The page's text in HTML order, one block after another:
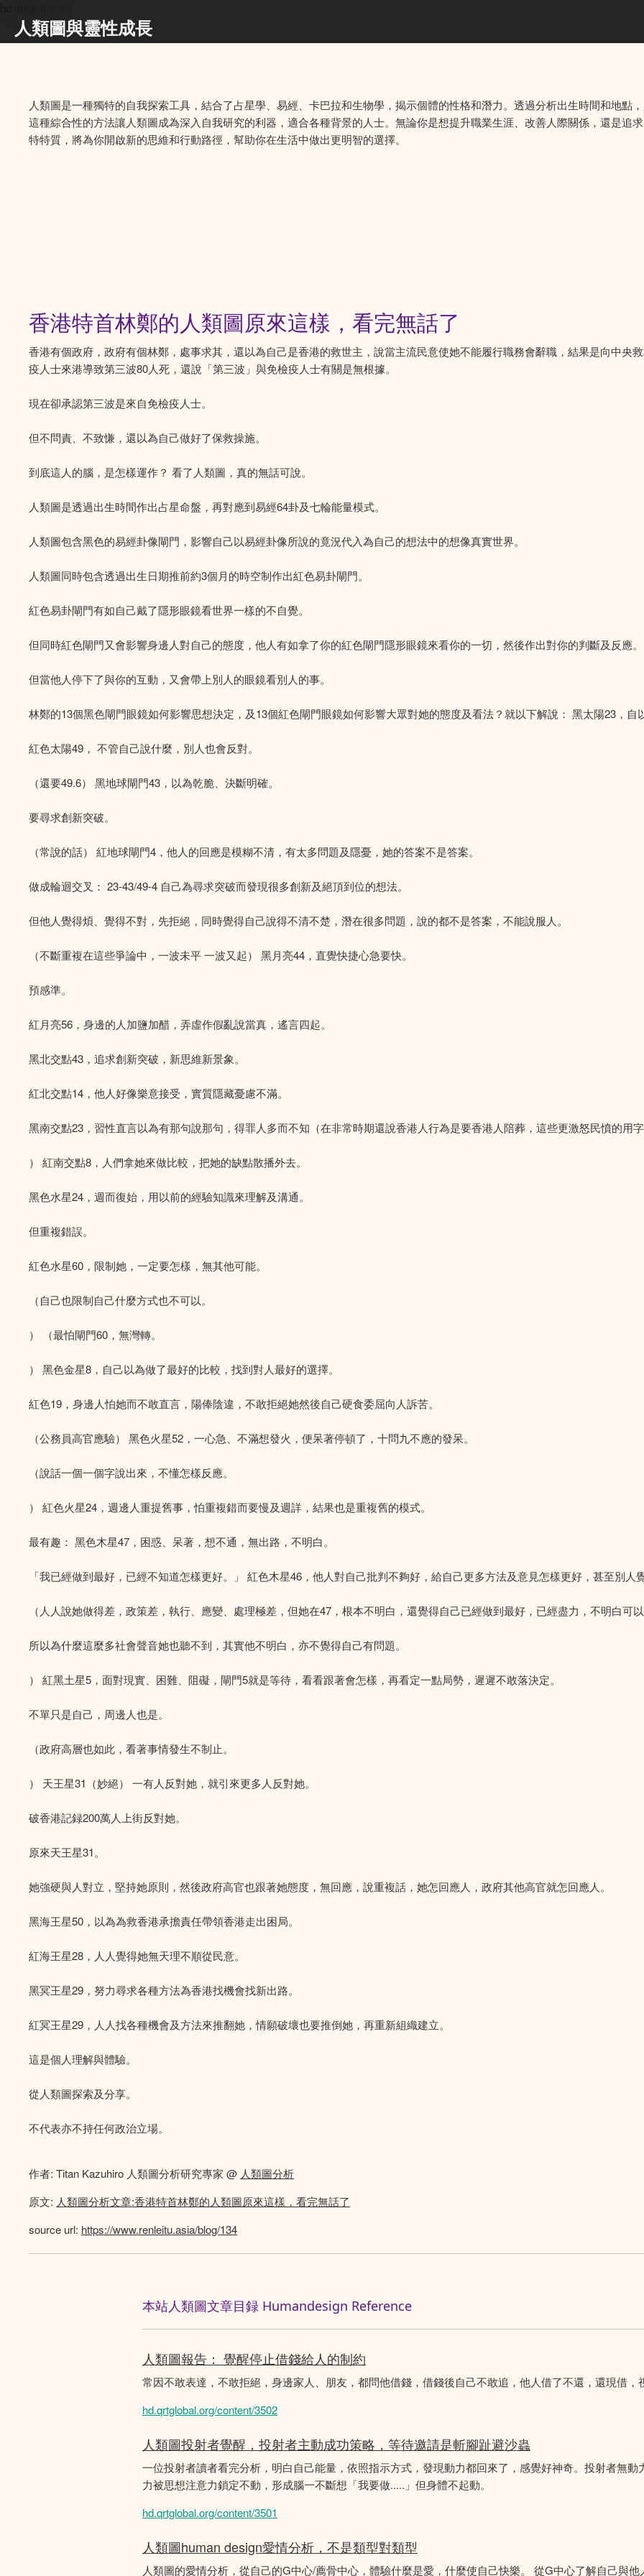
人類圖與靈性成長
人類圖是一種獨特的自我探索工具，結合了占星學、易經、卡巴拉和生物學，揭示個體的性格和潛力。透過分析出生時間和地點
這種綜合性的方法讓人類圖成為深入自我研究的利器，適合各種背景的人士。無論你是想提升職業生涯、改善人際關係，還是追
特特質，將為你開啟新的思維和行動路徑，幫助你在生活中做出更明智的選擇。
香港特首林鄭的人類圖原來這樣，看完無話了
香港有個政府，政府有個林鄭，處事求其，還以為自己是香港的救世主，說當主流民意使她不能履行職務會辭職，結果是向中央
疫人士來港導致第三波80人死，還說「第三波」與免檢疫人士有關是無根據。
現在卻承認第三波是來自免檢疫人士。
但不問責、不致慊，還以為自己做好了保救操施。
到底這人的腦，是怎樣運作？ 看了人類圖，真的無話可說。
人類圖是透過出生時間作出占星命盤，再對應到易經64卦及七輪能量模式。
人類圖包含黑色的易經卦像閘門，影響自己以易經卦像所說的竟況代入為自己的想法中的想像真實世界。
人類圖同時包含透過出生日期推前約3個月的時空制作出紅色易卦閘門。
紅色易卦閘門有如自己戴了隱形眼鏡看世界一樣的不自覺。
但同時紅色閘門又會影響身邊人對自己的態度，他人有如拿了你的紅色閘門隱形眼鏡來看你的一切，然後作出對你的判斷及反應。
但當他人停下了與你的互動，又會帶上別人的眼鏡看別人的事。
林鄭的13個黑色閘門眼鏡如何影響思想決定，及13個紅色閘門眼鏡如何影響大眾對她的態度及看法？就以下解說： 黑太陽23，
紅色太陽49， 不管自己說什麼，別人也會反對。
（還要49.6） 黑地球閘門43，以為乾脆、決斷明確。
要尋求創新突破。
（常說的話） 紅地球閘門4，他人的回應是模糊不清，有太多問題及隱憂，她的答案不是答案。
做成輪迴交叉： 23-43/49-4 自己為尋求突破而發現很多創新及絕頂到位的想法。
但他人覺得煩、覺得不對，先拒絕，同時覺得自己說得不清不楚，潛在很多問題，說的都不是答案，不能說服人。
（不斷重複在這些爭論中，一波未平 一波又起） 黑月亮44，直覺快捷心急要快。
預感準。
紅月亮56，身邊的人加鹽加醋，弄虛作假亂說當真，遙言四起。
黑北交點43，追求創新突破，新思維新景象。
紅北交點14，他人好像樂意接受，實質隱藏憂慮不滿。
黑南交點23，習性直言以為有那句說那句，得罪人多而不知（在非常時期還說香港人行為是要香港人陪葬，這些更激怒民憤的用
） 紅南交點8，人們拿她來做比較，把她的缺點散播外去。
黑色水星24，週而復始，用以前的經驗知識來理解及溝通。
但重複錯誤。
紅色水星60，限制她，一定要怎樣，無其他可能。
（自己也限制自己什麼方式也不可以。
） （最怕閘門60，無灣轉。
） 黑色金星8，自己以為做了最好的比較，找到對人最好的選擇。
紅色19，身邊人怕她而不敢直言，陽俸陰違，不敢拒絕她然後自己硬食委屈向人訴苦。
（公務員高官應驗） 黑色火星52，一心急、不滿想發火，便呆著停頓了，十問九不應的發呆。
（說話一個一個字說出來，不懂怎樣反應。
） 紅色火星24，週邊人重提舊事，怕重複錯而要慢及週詳，結果也是重複舊的模式。
最有趣： 黑色木星47，困惑、呆著，想不通，無出路，不明白。
「我已經做到最好，已經不知道怎樣更好。」 紅色木星46，他人對自己批判不夠好，給自己更多方法及意見怎樣更好，甚至別
（人人說她做得差，政策差，執行、應變、處理極差，但她在47，根本不明白，還覺得自己已經做到最好，已經盡力，不明白可
所以為什麼這麼多社會聲音她也聽不到，其實他不明白，亦不覺得自己有問題。
） 紅黑土星5，面對現實、困難、阻礙，閘門5就是等待，看看跟著會怎樣，再看定一點局勢，遲遲不敢落決定。
不單只是自己，周邊人也是。
（政府高層也如此，看著事情發生不制止。
） 天王星31（妙絕） 一有人反對她，就引來更多人反對她。
破香港記録200萬人上街反對她。
原來天王星31。
她強硬與人對立，堅持她原則，然後政府高官也跟著她態度，無回應，說重複話，她怎回應人，政府其他高官就怎回應人。
黑海王星50，以為為救香港承擔責任帶領香港走出困局。
紅海王星28，人人覺得她無天理不順從民意。
黑冥王星29，努力尋求各種方法為香港找機會找新出路。
紅冥王星29，人人找各種機會及方法來推翻她，情願破壞也要推倒她，再重新組織建立。
這是個人理解與體驗。
從人類圖探索及分享。
不代表亦不持任何政治立場。
作者: Titan Kazuhiro 人類圖分析研究專家 @ 人類圖分析
原文: 人類圖分析文章:香港特首林鄭的人類圖原來這樣，看完無話了
source url: https://www.renleitu.asia/blog/134
本站人類圖文章目録 Humandesign Reference
人類圖報告： 覺醒停止借錢給人的制約
常因不敢表達，不敢拒絕，身邊家人、朋友，都問他借錢，借錢後自己不敢追，他人借了不還，還現借，
hd.qrtglobal.org/content/3502
人類圖投射者覺醒，投射者主動成功策略，等待邀請是斬腳趾避沙蟲
一位投射者讀者看完分析，明白自己能量，依照指示方式，發現動力都回來了，感覺好神奇。投射者無
力被思想注意力鎖定不動，形成腦一不斷想「我要做.....」但身體不起動。
hd.qrtglobal.org/content/3501
人類圖human design愛情分析，不是類型對類型
人類圖的愛情分析，從自己的G中心/薦骨中心，體驗什麼是愛，什麼使自己快樂。 從G中心了解自己與